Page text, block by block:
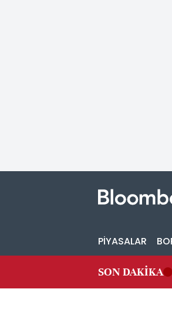
PİYASALAR
SON DAKİKA